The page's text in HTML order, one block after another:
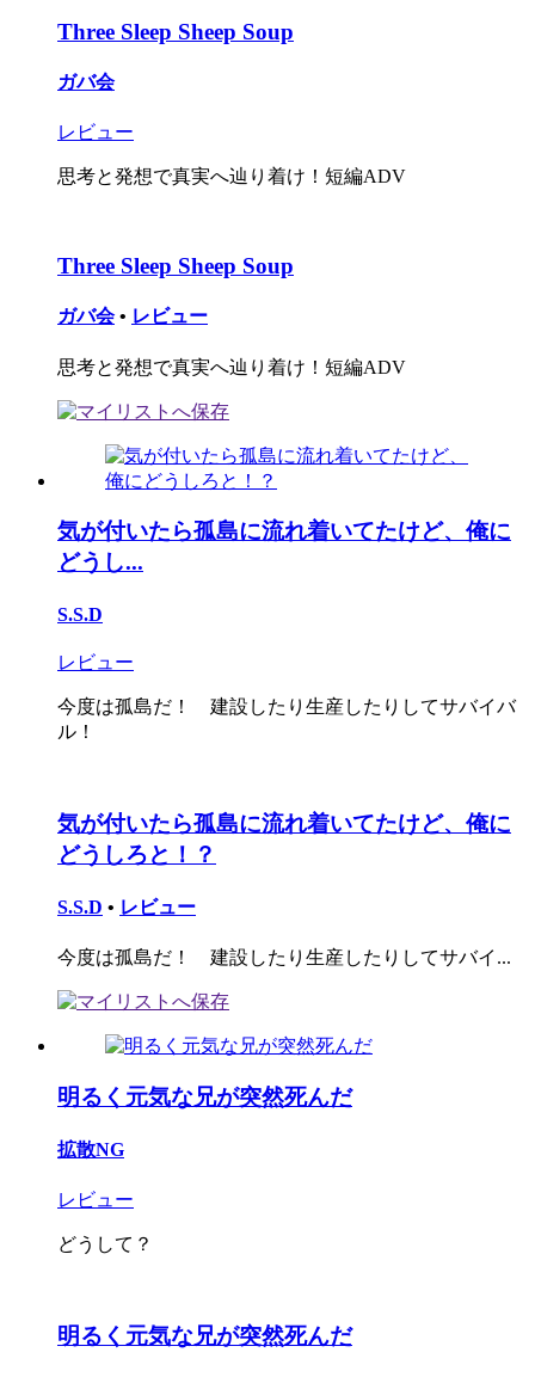
Three Sleep Sheep Soup
ガバ会
レビュー
思考と発想で真実へ辿り着け！短編ADV
Three Sleep Sheep Soup
ガバ会 • レビュー
思考と発想で真実へ辿り着け！短編ADV
気が付いたら孤島に流れ着いてたけど、俺に
どうし...
S.S.D
レビュー
今度は孤島だ！ 建設したり生産したりしてサバイバ
ル！
気が付いたら孤島に流れ着いてたけど、俺に
どうしろと！？
S.S.D • レビュー
今度は孤島だ！ 建設したり生産したりしてサバイ...
明るく元気な兄が突然死んだ
拡散NG
レビュー
どうして？
明るく元気な兄が突然死んだ